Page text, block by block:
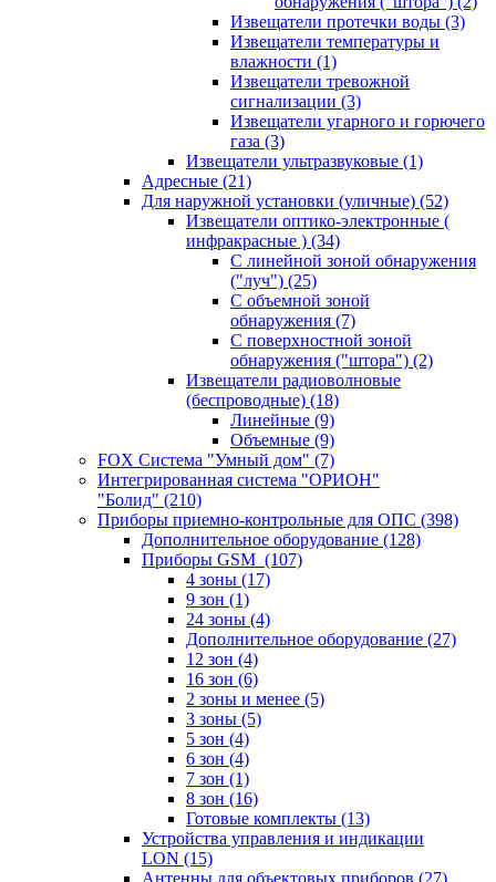
Извещатели протечки воды (3)
Извещатели температуры и
влажности (1)
Извещатели тревожной
сигнализации (3)
Извещатели угарного и горючего
газа (3)
Извещатели ультразвуковые (1)
Адресные (21)
Для наружной установки (уличные) (52)
Извещатели оптико-электронные (
инфракрасные ) (34)
С линейной зоной обнаружения
("луч") (25)
С объемной зоной
обнаружения (7)
С поверхностной зоной
обнаружения ("штора") (2)
Извещатели радиоволновые
(беспроводные) (18)
Линейные (9)
Объемные (9)
FOX Система "Умный дом" (7)
Интегрированная система "ОРИОН"
"Болид" (210)
Приборы приемно-контрольные для ОПС (398)
Дополнительное оборудование (128)
Приборы GSM (107)
4 зоны (17)
9 зон (1)
24 зоны (4)
Дополнительное оборудование (27)
12 зон (4)
16 зон (6)
2 зоны и менее (5)
3 зоны (5)
5 зон (4)
6 зон (4)
7 зон (1)
8 зон (16)
Готовые комплекты (13)
Устройства управления и индикации
LON (15)
Антенны для объектовых приборов (27)